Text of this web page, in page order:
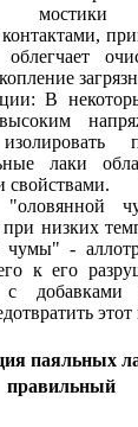
В
лаки
свойствами.
"оловянной
низких
-
к его
добавками
этот
паяльных
правильный